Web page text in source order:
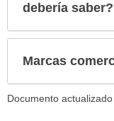
debería saber?
Marcas
Documento actualizado